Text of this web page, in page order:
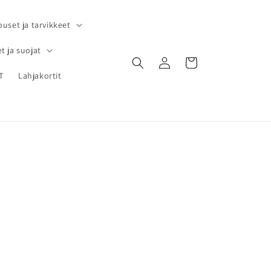
ja tarvikkeet
ja suojat
Lahjakortit
Kirjaudu
sisään
Ostoskori